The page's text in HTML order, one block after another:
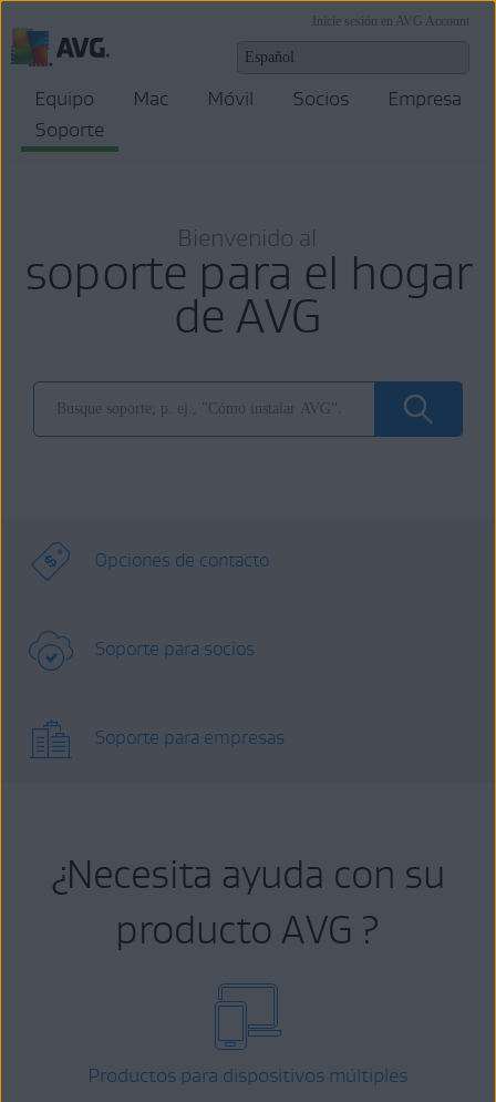
Inicie sesión en AVG Account
Equipo Mac Móvil Socios
Empresa
Soporte
Bienvenido al
soporte para el hogar
de AVG
Opciones de contacto
Soporte para socios
Soporte para empresas
¿Necesita ayuda con su
producto AVG ?
Productos para dispositivos múltiples